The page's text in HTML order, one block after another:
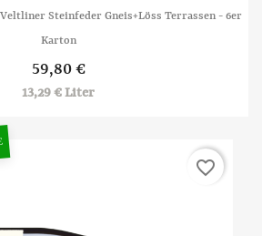
Steinfeder Gneis+Löss Terrassen - 6er
Karton
59,80 €
13,29 € Liter
favorite_border